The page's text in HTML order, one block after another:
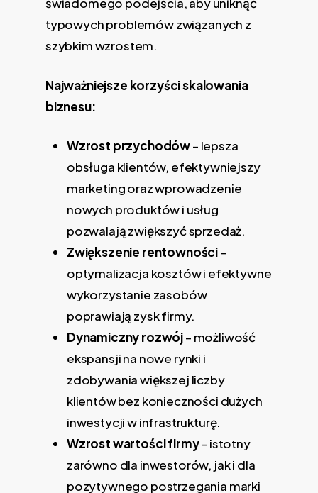
typowych problemów związanych z
szybkim wzrostem.
Najważniejsze korzyści skalowania
biznesu:
Wzrost przychodów– lepsza
obsługa klientów, efektywniejszy
marketing oraz wprowadzenie
nowych produktów i usług
pozwalają zwiększyć sprzedaż.
Zwiększenie rentowności–
optymalizacja kosztów i efektywne
wykorzystanie zasobów
poprawiają zysk firmy.
Dynamiczny rozwój– możliwość
ekspansji na nowe rynki i
zdobywania większej liczby
klientów bez konieczności dużych
inwestycji w infrastrukturę.
Wzrost wartości firmy– istotny
zarówno dla inwestorów, jak i dla
pozytywnego postrzegania marki